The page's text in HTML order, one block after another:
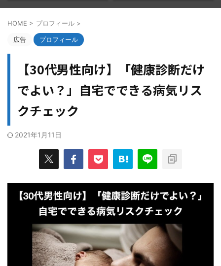
HOME > プロフィール >
広告 プロフィール
【30代男性向け】「健康診断だけ
でよい？」自宅でできる病気リス
クチェック
2021年1月11日